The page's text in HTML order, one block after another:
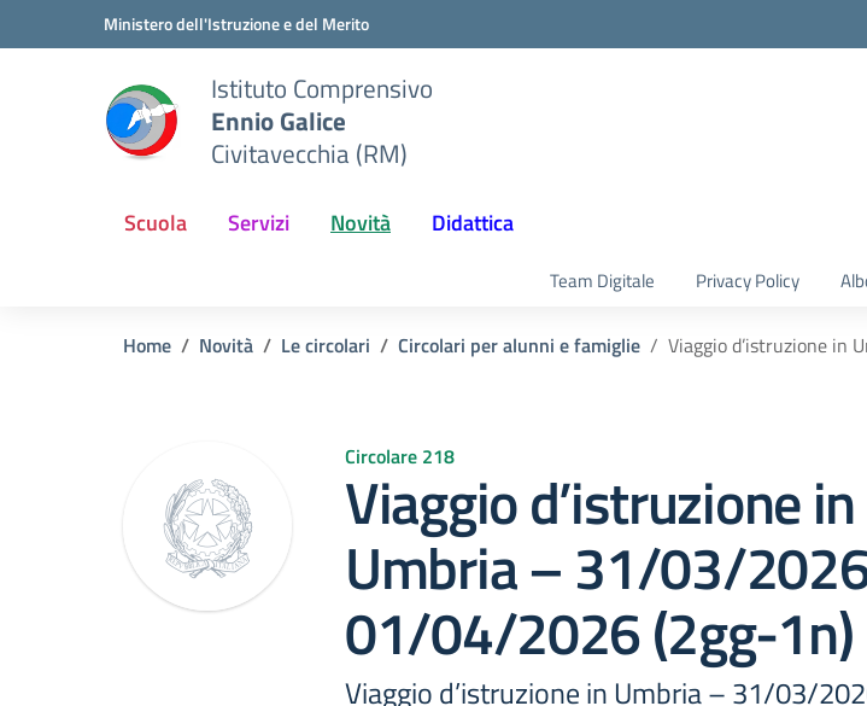
Vai ai contenuti
Vai al menu di navigazioneMinistero dell'Istruzione e del Merito
Istituto Comprensivo
Ennio Galice
Civitavecchia (RM)
Scuola Servizi Novità Didattica
Team Digitale Privacy Policy
Home Novità Le circolari Circolari per alunni e famiglie Viaggio d’istruzione
Circolare 218
Viaggio d’istruzione in
Umbria – 31/03/
01/04/2026 (2gg-1n)
Viaggio d’istruzione in Umbria – 31/03/